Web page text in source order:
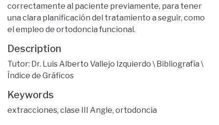
correctamente al paciente previamente, para tener
una clara planificación del tratamiento a seguir, como
el empleo de ortodoncia funcional.
Description
Tutor: Dr. Luis Alberto Vallejo Izquierdo \ Bibliografía \
Índice de Gráficos
Keywords
extracciones, clase III Angle, ortodoncia